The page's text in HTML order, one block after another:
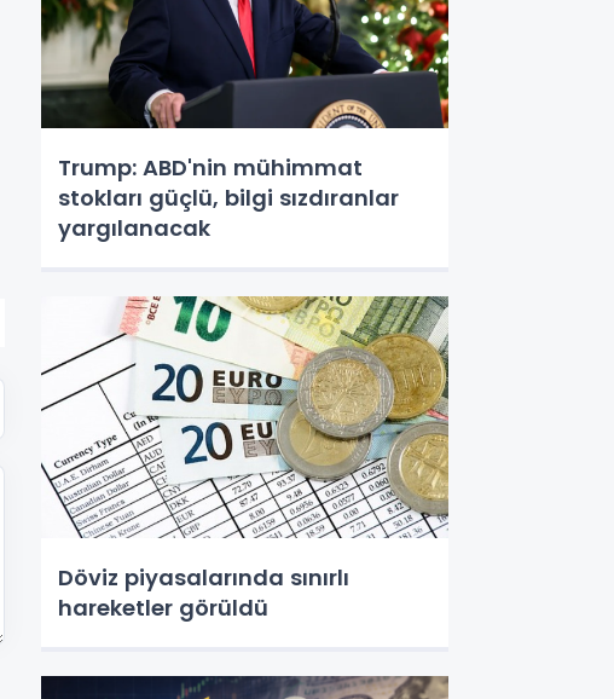
Trump: ABD'nin mühimmat
stokları güçlü, bilgi sızdıranlar
yargılanacak
Döviz piyasalarında sınırlı
hareketler görüldü